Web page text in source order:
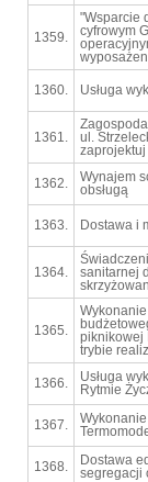
1359.
"Wsparcie
cyfrowym
1360. Usługa
1361.
ul.
1362.
Wynajem
obsługą
1363. Dostawa i
1364.
sanitarnej
1365.
piknikowej
trybie
1366.
Usługa
Rytmie
1367.
1368.
Dostawa
segregacji